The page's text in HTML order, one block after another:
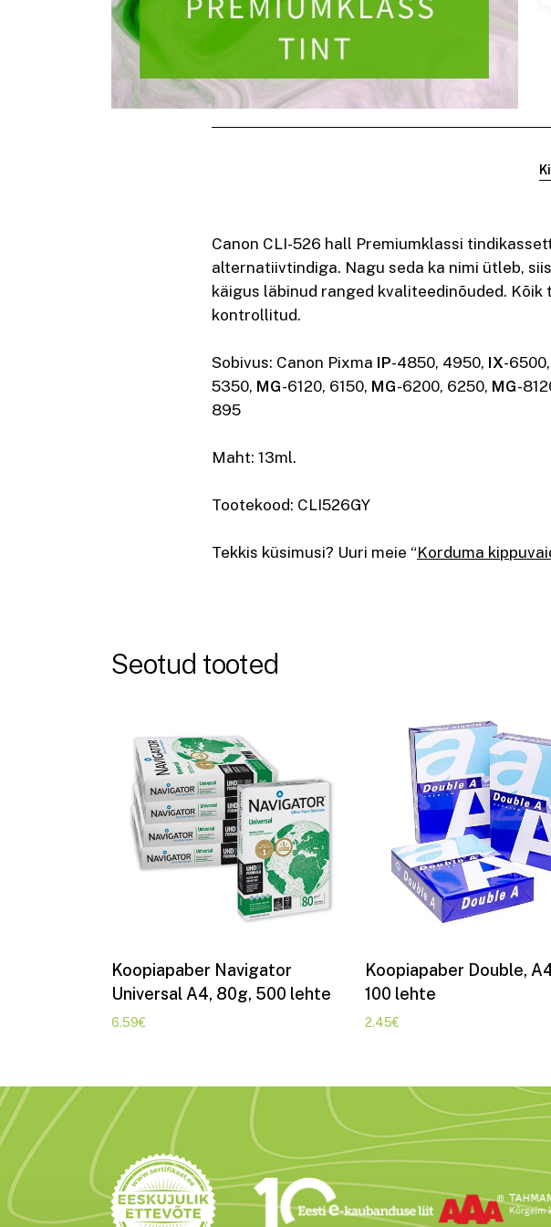
Canon CLI-526 hall Premiumklassi
alternatiivtindiga. Nagu seda ka nimi ütleb,
käigus läbinud ranged kvaliteedinõuded.
kontrollitud.
Sobivus: Canon Pixma IP-4850, 4950, IX-
5350, MG-6120, 6150, MG-6200, 6250, MG-
895
Maht: 13ml.
Tootekood: CLI526GY
Tekkis küsimusi? Uuri meie “Korduma
Seotud tooted
Lisa korvi
Koopiapaber Navigator
Universal A4, 80g, 500 lehte
6.59€
Lisa korvi
Koopiapaber Double,
100 lehte
2.45€